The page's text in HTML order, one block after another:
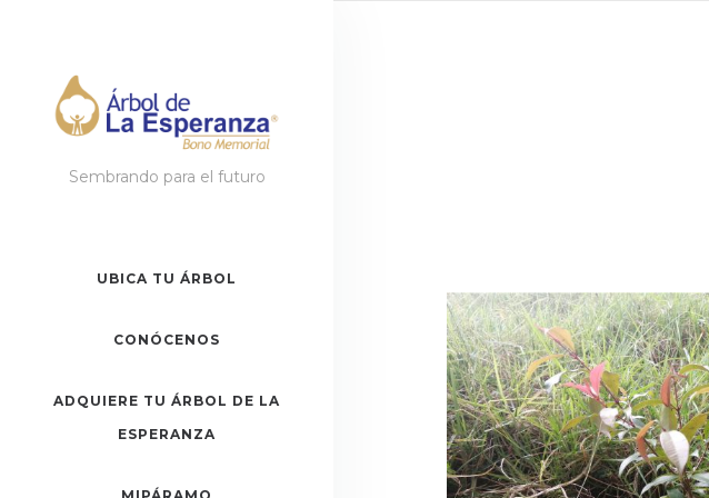
Sembrando para el futuro
UBICA TU ÁRBOL
CONÓCENOS
ADQUIERE TU ÁRBOL DE LA
ESPERANZA